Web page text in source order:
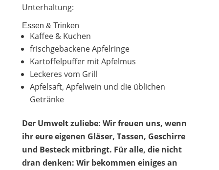
Unterhaltung:
Essen & Trinken
Kaffee & Kuchen
frischgebackene Apfelringe
Kartoffelpuffer mit Apfelmus
Leckeres vom Grill
Apfelsaft, Apfelwein und die üblichen
Getränke
Der Umwelt zuliebe: Wir freuen uns, wenn
ihr eure eigenen Gläser, Tassen, Geschirre
und Besteck mitbringt. Für alle, die nicht
dran denken: Wir bekommen einiges an